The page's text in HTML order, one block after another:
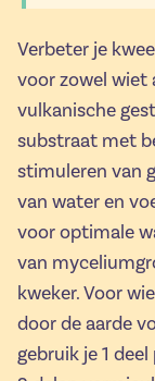
Verbeter je
voor zowel wiet
vulkanische
substraat met
stimuleren van
van water en
voor optimale
van
kweker. Voor
door de aarde
gebruik je 1